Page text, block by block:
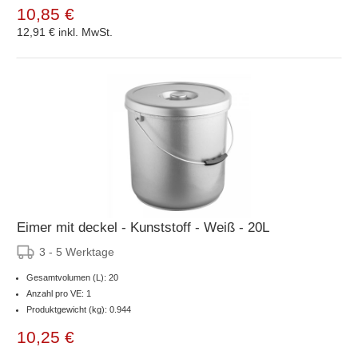
10,85 €
12,91 € inkl. MwSt.
Eimer mit deckel - Kunststoff - Weiß - 20L
3 - 5 Werktage
Gesamtvolumen (L): 20
Anzahl pro VE: 1
Produktgewicht (kg): 0.944
10,25 €